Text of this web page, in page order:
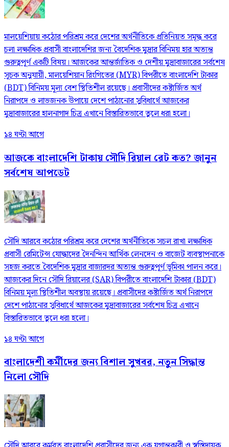
মালয়েশিয়ায় কঠোর পরিশ্রম করে দেশের অর্থনীতিকে প্রতিনিয়ত সমৃদ্ধ করে
চলা লক্ষাধিক প্রবাসী বাংলাদেশির জন্য বৈদেশিক মুদ্রার বিনিময় হার অত্যন্ত
গুরুত্বপূর্ণ একটি বিষয়। আজকের আন্তর্জাতিক ও দেশীয় মুদ্রাবাজারের সর্বশেষ
সূচক অনুযায়ী, মালয়েশিয়ান রিংগিতের (MYR) বিপরীতে বাংলাদেশি টাকার
(BDT) বিনিময় মূল্য বেশ স্থিতিশীল রয়েছে। প্রবাসীদের কষ্টার্জিত অর্থ
নিরাপদে ও লাভজনক উপায়ে দেশে পাঠানোর সুবিধার্থে আজকের
মুদ্রাবাজারের হালনাগাদ চিত্র এখানে বিস্তারিতভাবে তুলে ধরা হলো।
১৪ ঘণ্টা আগে
আজকে বাংলাদেশি টাকায় সৌদি রিয়াল রেট কত? জানুন
সর্বশেষ আপডেট
সৌদি আরবে কঠোর পরিশ্রম করে দেশের অর্থনীতিকে সচল রাখা লক্ষাধিক
প্রবাসী রেমিটেন্স যোদ্ধাদের দৈনন্দিন আর্থিক লেনদেন ও বাজেট ব্যবস্থাপনাকে
সহজ করতে বৈদেশিক মুদ্রার বাজারদর অত্যন্ত গুরুত্বপূর্ণ ভূমিকা পালন করে।
আজকের দিনে সৌদি রিয়ালের (SAR) বিপরীতে বাংলাদেশি টাকার (BDT)
বিনিময় মূল্য স্থিতিশীল অবস্থায় রয়েছে। প্রবাসীদের কষ্টার্জিত অর্থ নিরাপদে
দেশে পাঠানোর সুবিধার্থে আজকের মুদ্রাবাজারের সর্বশেষ চিত্র এখানে
বিস্তারিতভাবে তুলে ধরা হলো।
১৪ ঘণ্টা আগে
বাংলাদেশী কর্মীদের জন্য বিশাল সুখবর, নতুন সিদ্ধান্ত
নিলো সৌদি